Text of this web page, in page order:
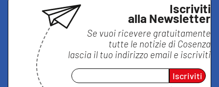
Iscriviti
alla Newsletter
Se vuoi ricevere gratuitamente
tutte le notizie di Cosenza
lascia il tuo indirizzo email e iscriviti
Iscriviti